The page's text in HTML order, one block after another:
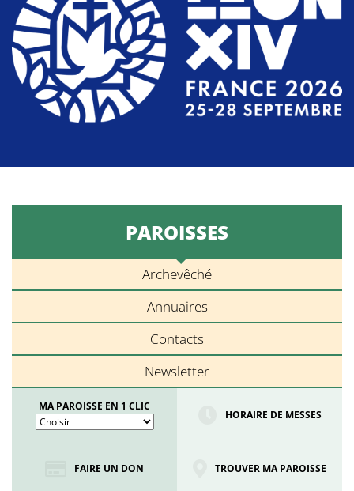
PAROISSES
Archevêché
Annuaires
Contacts
Newsletter
MA PAROISSE EN 1 CLIC
HORAIRE DE MESSES
FAIRE UN DON TROUVER MA PAROISSE